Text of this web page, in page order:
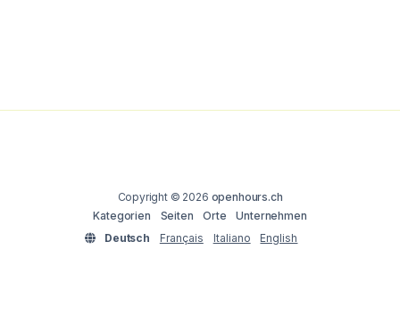
Copyright © 2026 openhours.ch
Kategorien
Seiten Orte
Unternehmen
Deutsch
Français Italiano English